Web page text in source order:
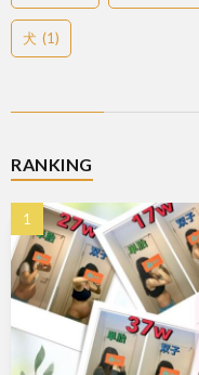
犬 (1)
RANKING